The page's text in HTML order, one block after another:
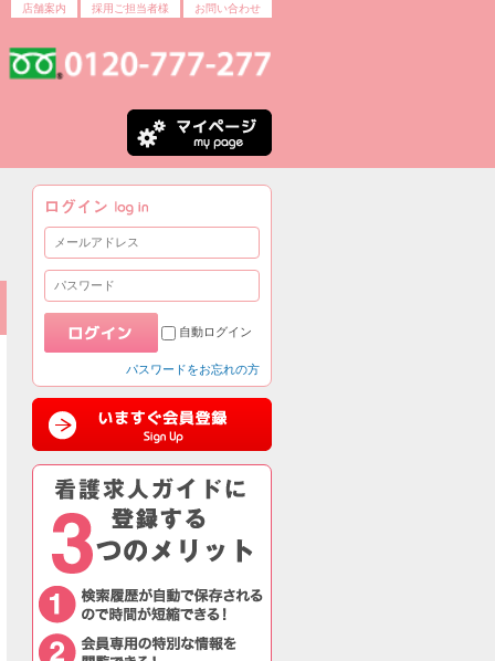
店舗案内 採用ご担当者様 お問い合わせ
自動ログイン
パスワードをお忘れの方